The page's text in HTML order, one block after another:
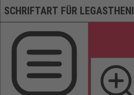
SCHRIFTART FÜR